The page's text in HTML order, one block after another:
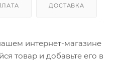
ДОСТАВКА
интернет-магазине
товар и добавьте его в